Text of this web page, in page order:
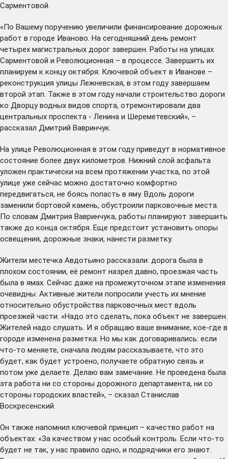
Сарментовой.
«По Вашему поручению увеличили финансирование дорожных
работ в городе Иваново. На сегодняшний день ремонт
четырех магистральных дорог завершен. Работы на улицах
Сарментовой и Революционная – в процессе. Завершить их
планируем к концу октября. Ключевой объект в Иванове –
реконструкция улицы Лежневская, в этом году завершаем
второй этап. Также в этом году начали строительство дороги
ко Дворцу водных видов спорта, отремонтировали два
центральных проспекта - Ленина и Шереметевский», –
рассказал Дмитрий Вавринчук.
На улице Революционная в этом году приведут в нормативное
состояние более двух километров. Нижний слой асфальта
уложен практически на всем протяжении участка, по этой
улице уже сейчас можно достаточно комфортно
передвигаться, не боясь попасть в яму. Вдоль дороги
заменили бортовой камень, обустроили парковочные места.
По словам Дмитрия Вавринчука, работы планируют завершить
также до конца октября. Еще предстоит установить опоры
освещения, дорожные знаки, нанести разметку.
Жители местечка Авдотьино рассказали: дорога была в
плохом состоянии, её ремонт назрел давно, проезжая часть
была в ямах. Сейчас даже на промежуточном этапе изменения
очевидны. Активные жители попросили учесть их мнение
относительно обустройства парковочных мест вдоль
проезжей части. «Надо это сделать, пока объект не завершен.
Жителей надо слушать. И я обращаю ваше внимание, кое-где в
городе изменена разметка. Но мы как договаривались: если
что-то меняете, сначала людям рассказываете, что это
будет, как будет устроено, получаете обратную связь и
потом уже делаете. Делаю вам замечание. Не проведена была
эта работа ни со стороны дорожного департамента, ни со
стороны городских властей», – сказал Станислав
Воскресенский.
Он также напомнил ключевой принцип – качество работ на
объектах: «За качеством у нас особый контроль. Если что-то
будет не так, у нас правило одно, и подрядчики его знают.